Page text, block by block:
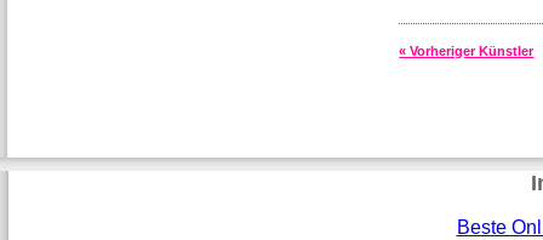
« Vorheriger Künstler
Beste